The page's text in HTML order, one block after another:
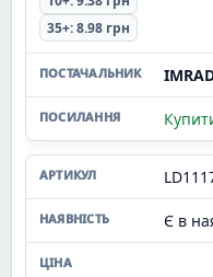
35+: 8.98 грн
Є в